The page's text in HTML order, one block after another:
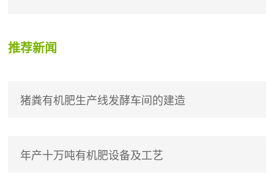
推荐新闻
猪粪有机肥生产线发酵车间的建造
年产十万吨有机肥设备及工艺